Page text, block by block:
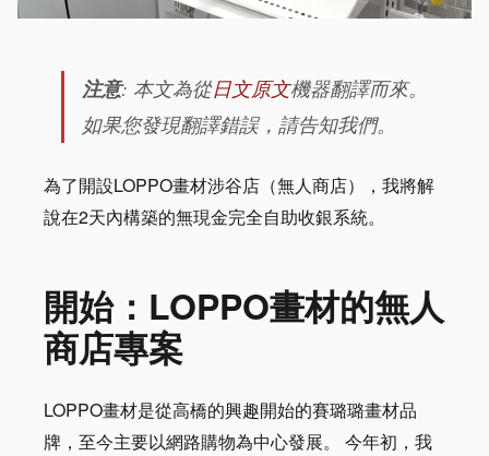
注意: 本文為從日文原文機器翻譯而來。
如果您發現翻譯錯誤，請告知我們。
為了開設LOPPO畫材涉谷店（無人商店），我將解
說在2天內構築的無現金完全自助收銀系統。
開始：LOPPO畫材的無人
商店專案
LOPPO畫材是從高橋的興趣開始的賽璐璐畫材品
牌，至今主要以網路購物為中心發展。 今年初，我